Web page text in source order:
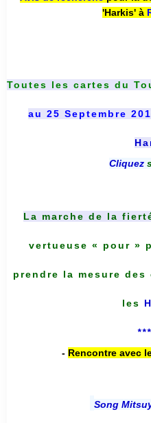
'Harkis' à
Toutes les cartes du
au 25 Septembre
Cliquez
La marche de la
vertueuse « pour »
prendre la mesure
les
- Rencontre avec
Song